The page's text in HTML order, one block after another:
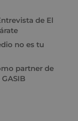
de El
no es tu
partner de